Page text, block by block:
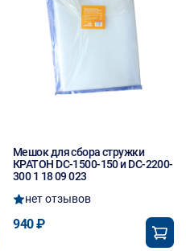
Мешок для сбора стружки
КРАТОН DC-1500-150 и DC-2200-
300 1 18 09 023
нет отзывов
940 ₽